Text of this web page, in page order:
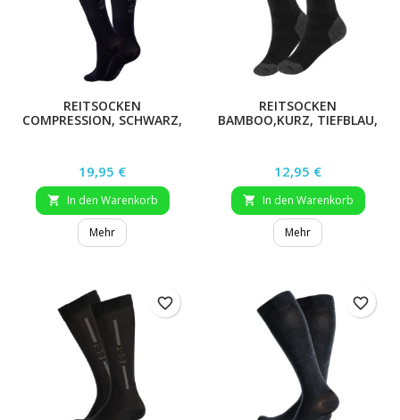
REITSOCKEN
COMPRESSION, SCHWARZ,
Preis
19,95 €
 In den Warenkorb
Mehr
REITSOCKEN
BAMBOO,KURZ, TIEFBLAU,
Preis
12,95 €
 In den Warenkorb
Mehr
favorite_border favorite_border